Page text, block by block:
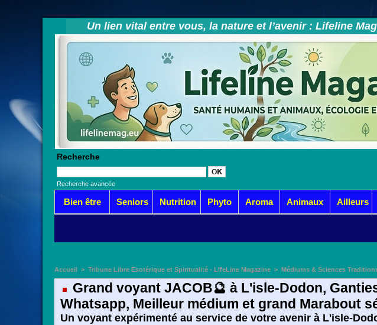
Un lien vital entre vous, la nature et l’avenir : Lifeline
Recherche
Recherche avancée
Bien être Seniors Nutrition Phyto Aroma Animaux Ailleurs
Accueil > Tribune Libre Ésotérique et Spiritualité - LifeLine Magazine > Médiums & Sciences
Grand voyant JACOB🔮 à L'isle-Dodon,
Whatsapp, Meilleur médium et grand Marabout
Un voyant expérimenté au service de votre avenir à L'isle-